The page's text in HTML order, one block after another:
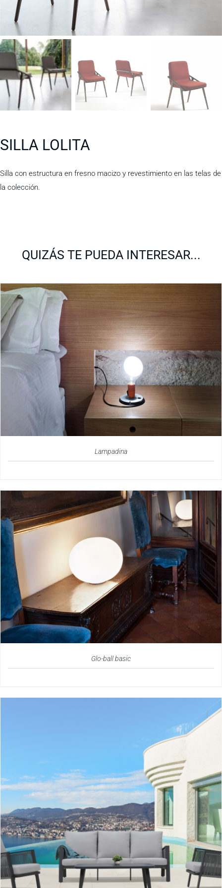
SILLA LOLITA
Silla con estructura en fresno macizo y revestimiento en las telas de
la colección.
QUIZÁS TE PUEDA INTERESAR...
Lampadina
Glo-ball basic
Sicilia